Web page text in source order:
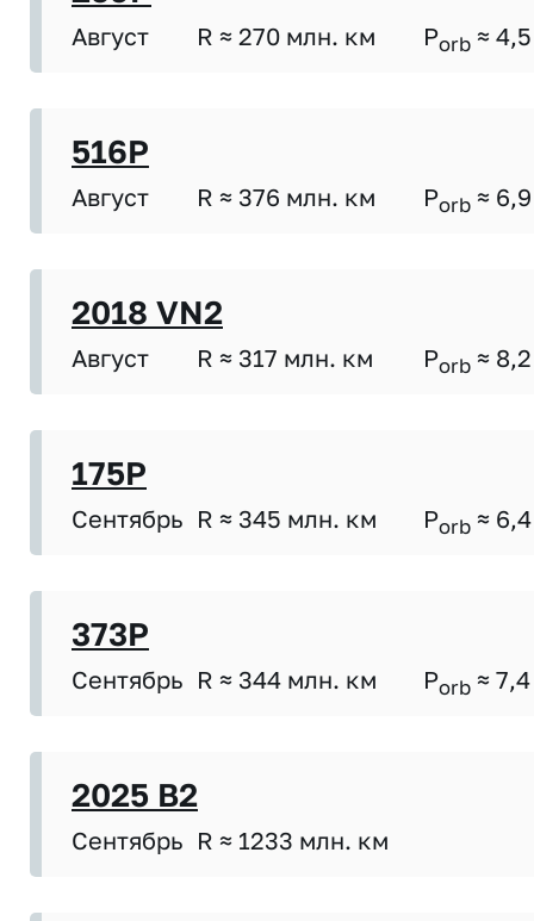
Август R ≈ 270 млн. км Porb ≈ 4,5
516P
Август R ≈ 376 млн. км Porb ≈ 6,9
2018 VN2
Август R ≈ 317 млн. км Porb ≈ 8,2
175P
Сентябрь R ≈ 345 млн. км Porb ≈ 6,4
373P
Сентябрь R ≈ 344 млн. км Porb ≈ 7,4
2025 B2
Сентябрь R ≈ 1233 млн. км